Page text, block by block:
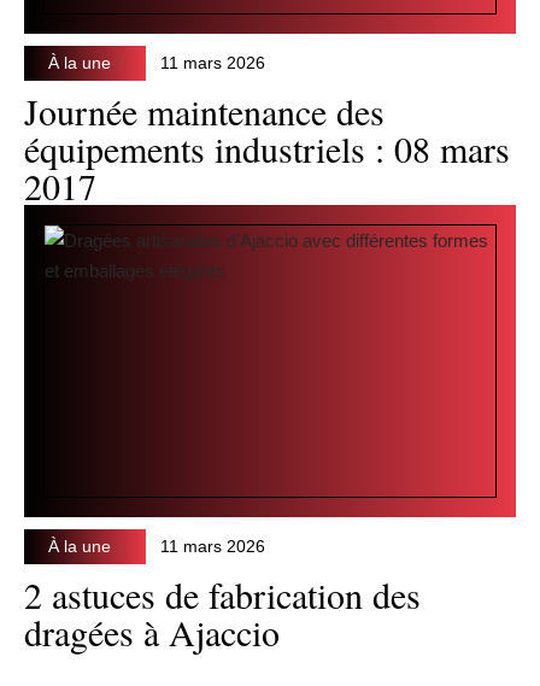
À la une 11 mars 2026
Journée maintenance des
équipements industriels : 08 mars
2017
À la une 11 mars 2026
2 astuces de fabrication des
dragées à Ajaccio